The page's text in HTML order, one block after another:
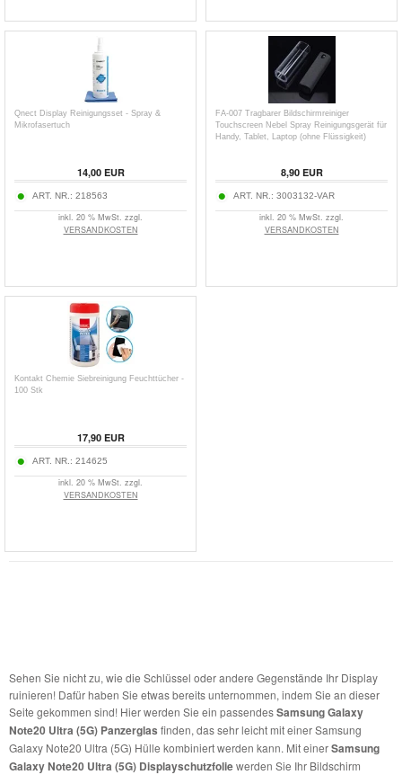
Qnect Display Reinigungsset - Spray &
Mikrofasertuch
14,00EUR
ART. NR.: 218563
inkl. 20 % MwSt. zzgl.
VERSANDKOSTEN
FA-007 Tragbarer Bildschirmreiniger
Touchscreen Nebel Spray Reinigungsgerät für
Handy, Tablet, Laptop (ohne Flüssigkeit)
8,90EUR
ART. NR.: 3003132-VAR
inkl. 20 % MwSt. zzgl.
VERSANDKOSTEN
Kontakt Chemie Siebreinigung Feuchttücher -
100 Stk
17,90EUR
ART. NR.: 214625
inkl. 20 % MwSt. zzgl.
VERSANDKOSTEN
Sehen Sie nicht zu, wie die Schlüssel oder andere Gegenstände Ihr Display
ruinieren! Dafür haben Sie etwas bereits unternommen, indem Sie an dieser
Seite gekommen sind! Hier werden Sie ein passendesSamsung Galaxy
Note20 Ultra (5G) Panzerglas finden, das sehr leicht mit einer Samsung
Galaxy Note20 Ultra (5G) Hülle kombiniert werden kann. Mit einerSamsung
Galaxy Note20 Ultra (5G) Displayschutzfoliewerden Sie Ihr Bildschirm